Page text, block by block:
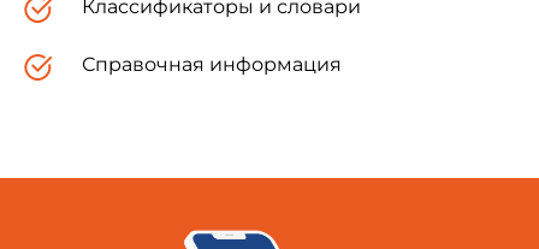
Классификаторы и словари
Справочная информация